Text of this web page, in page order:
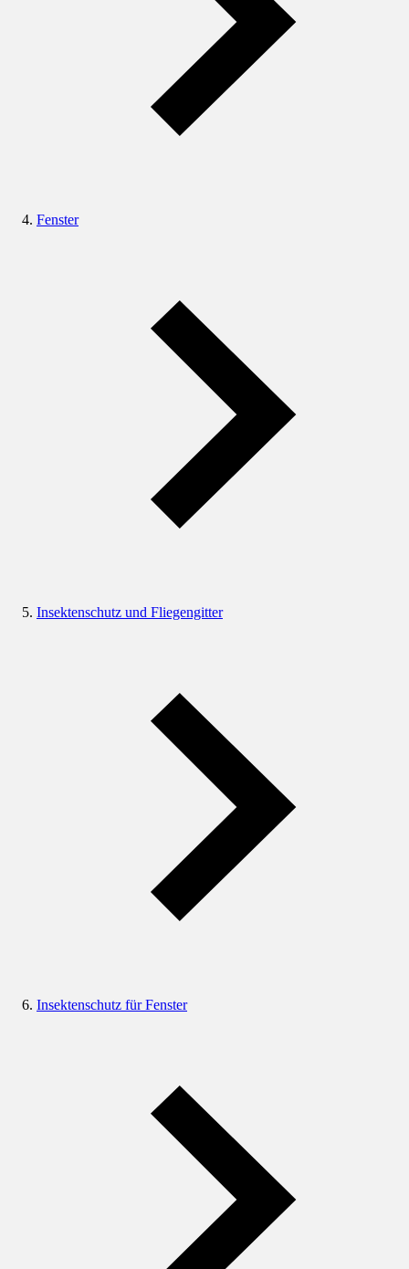
Fenster
Insektenschutz und Fliegengitter
Insektenschutz für Fenster